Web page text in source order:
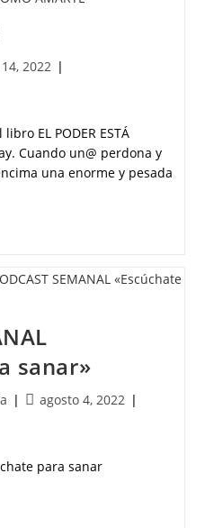
2022
EL PODER ESTÁ
Cuando un@ perdona y
una enorme y pesada
sanar»
agosto 4, 2022
para sanar